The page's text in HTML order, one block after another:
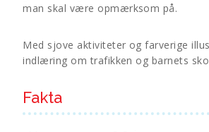
man skal være opmærksom på.
Med sjove aktiviteter og farverige
indlæring om trafikken og barnets
Fakta